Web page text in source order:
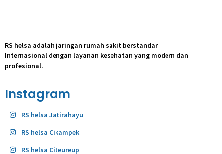
RS helsa adalah jaringan rumah sakit berstandar
Internasional dengan layanan kesehatan yang modern dan
profesional.
Instagram
RS helsa Jatirahayu
RS helsa Cikampek
RS helsa Citeureup